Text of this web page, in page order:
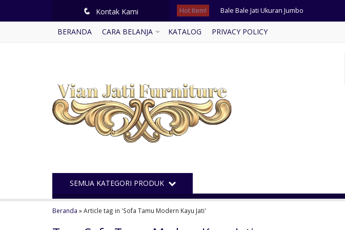
q Kontak Kami Hot Item! Bale Bale Jati Ukuran Jumbo
Kursi Tamu Jati Ukiran Jepara
Meja Rias Model Modern
Lemari Pakian Kayu Jati Solid
BERANDA CARA BELANJA KATALOG PRIVACY POLICY
SEMUA KATEGORI PRODUK
Beranda »Article tag in 'Sofa Tamu Modern Kayu Jati'